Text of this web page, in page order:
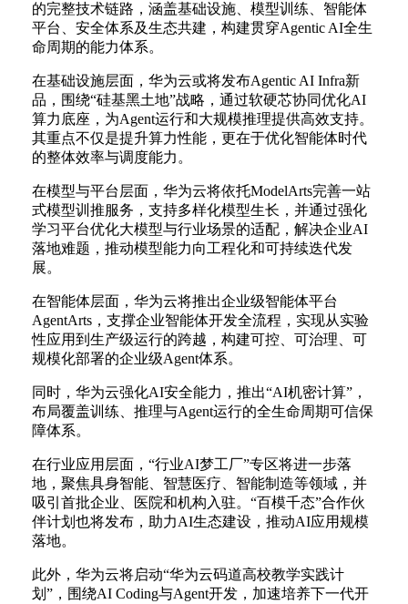
的完整技术链路，涵盖基础设施、模型训练、智能体
平台、安全体系及生态共建，构建贯穿Agentic AI全生
命周期的能力体系。
在基础设施层面，华为云或将发布Agentic AI Infra新
品，围绕“硅基黑土地”战略，通过软硬芯协同优化AI
算力底座，为Agent运行和大规模推理提供高效支持。
其重点不仅是提升算力性能，更在于优化智能体时代
的整体效率与调度能力。
在模型与平台层面，华为云将依托ModelArts完善一站
式模型训推服务，支持多样化模型生长，并通过强化
学习平台优化大模型与行业场景的适配，解决企业AI
落地难题，推动模型能力向工程化和可持续迭代发
展。
在智能体层面，华为云将推出企业级智能体平台
AgentArts，支撑企业智能体开发全流程，实现从实验
性应用到生产级运行的跨越，构建可控、可治理、可
规模化部署的企业级Agent体系。
同时，华为云强化AI安全能力，推出“AI机密计算”，
布局覆盖训练、推理与Agent运行的全生命周期可信保
障体系。
在行业应用层面，“行业AI梦工厂”专区将进一步落
地，聚焦具身智能、智慧医疗、智能制造等领域，并
吸引首批企业、医院和机构入驻。“百模千态”合作伙
伴计划也将发布，助力AI生态建设，推动AI应用规模
落地。
此外，华为云将启动“华为云码道高校教学实践计
划”，围绕AI Coding与Agent开发，加速培养下一代开